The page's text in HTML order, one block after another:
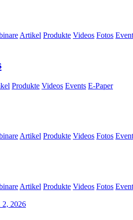
Artikel Produkte Videos Fotos
Produkte Videos Events E-Paper
Artikel Produkte Videos Fotos
Artikel Produkte Videos Fotos